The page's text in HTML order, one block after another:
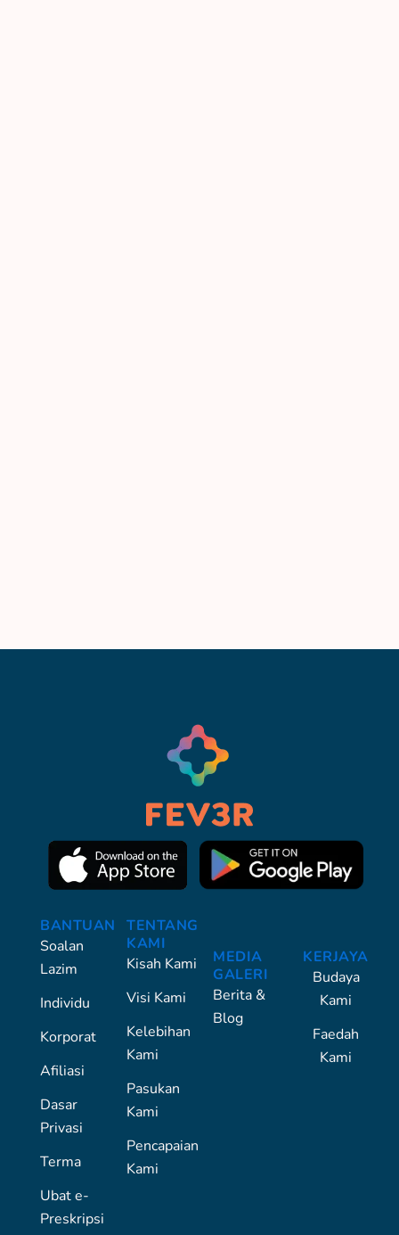
BANTUAN
Soalan
Lazim
Individu
Korporat
Afiliasi
Dasar
Privasi
Terma
Ubat e-
Preskripsi
TENTANG
KAMI
Kisah Kami
Visi Kami
Kelebihan
Kami
Pasukan
Kami
Pencapaian
Kami
MEDIA
GALERI
Berita &
Blog
KERJAYA
Budaya
Kami
Faedah
Kami